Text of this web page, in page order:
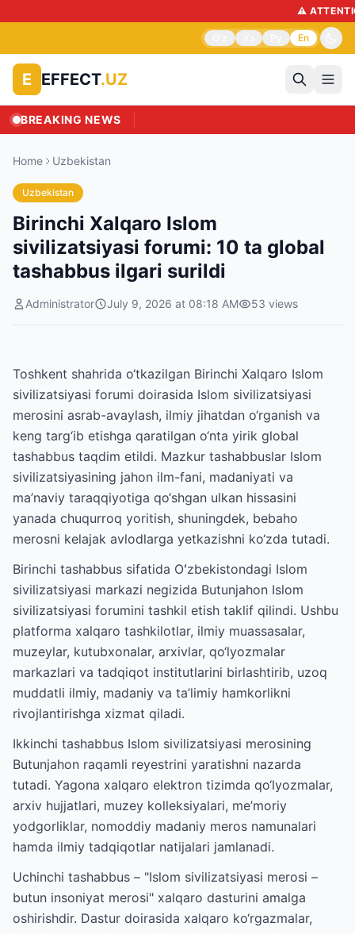
⚠️ ATTENTION:
En
E EFFECT.UZ
BREAKING NEWS
Home Uzbekistan
Uzbekistan
Birinchi Xalqaro Islom
sivilizatsiyasi forumi: 10 ta global
tashabbus ilgari surildi
Administrator July 9, 2026 at 08:18 AM 53 views
Toshkent shahrida o‘tkazilgan Birinchi Xalqaro Islom
sivilizatsiyasi forumi doirasida Islom sivilizatsiyasi
merosini asrab-avaylash, ilmiy jihatdan o‘rganish va
keng targ‘ib etishga qaratilgan o‘nta yirik global
tashabbus taqdim etildi. Mazkur tashabbuslar Islom
sivilizatsiyasining jahon ilm-fani, madaniyati va
ma’naviy taraqqiyotiga qo‘shgan ulkan hissasini
yanada chuqurroq yoritish, shuningdek, bebaho
merosni kelajak avlodlarga yetkazishni ko‘zda tutadi.
Birinchi tashabbus sifatida Oʻzbekistondagi Islom
sivilizatsiyasi markazi negizida Butunjahon Islom
sivilizatsiyasi forumini tashkil etish taklif qilindi. Ushbu
platforma xalqaro tashkilotlar, ilmiy muassasalar,
muzeylar, kutubxonalar, arxivlar, qo‘lyozmalar
markazlari va tadqiqot institutlarini birlashtirib, uzoq
muddatli ilmiy, madaniy va ta’limiy hamkorlikni
rivojlantirishga xizmat qiladi.
Ikkinchi tashabbus Islom sivilizatsiyasi merosining
Butunjahon raqamli reyestrini yaratishni nazarda
tutadi. Yagona xalqaro elektron tizimda qo‘lyozmalar,
arxiv hujjatlari, muzey kolleksiyalari, me’moriy
yodgorliklar, nomoddiy madaniy meros namunalari
hamda ilmiy tadqiqotlar natijalari jamlanadi.
Uchinchi tashabbus – "Islom sivilizatsiyasi merosi –
butun insoniyat merosi" xalqaro dasturini amalga
oshirishdir. Dastur doirasida xalqaro ko‘rgazmalar,